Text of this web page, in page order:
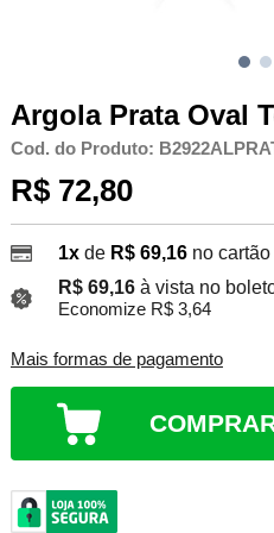
Argola Prata Oval
Cod. do Produto:
R$ 72,80
1xde R$ 69,16 no
R$ 69,16 à vista no
Economize R$ 3,64
Mais formas de pagamento